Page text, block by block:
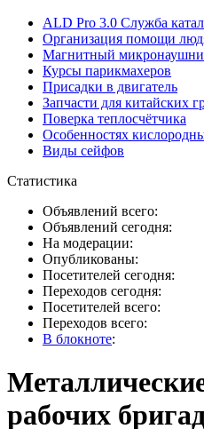
ALD Pro 3.0 Служба
Организация помощи
Магнитный
Курсы парикмахеров
Присадки в двигатель
Запчасти для китайских
Поверка теплосчётчика
Особенностях
Виды сейфов
Статистика
Объявлений всего:
Объявлений сегодня:
На модерации:
Опубликованы:
Посетителей сегодня:
Переходов сегодня:
Посетителей всего:
Переходов всего:
В блокноте:
рабочих